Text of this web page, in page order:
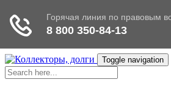
Toggle navigation